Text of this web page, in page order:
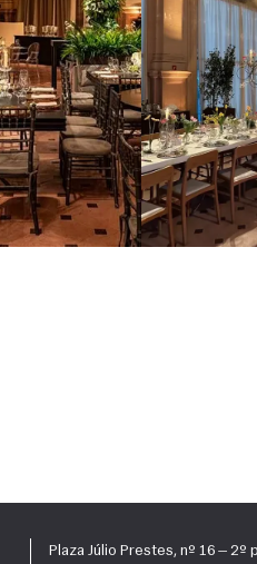
Plaza Júlio Prestes, nº 16 — 2º